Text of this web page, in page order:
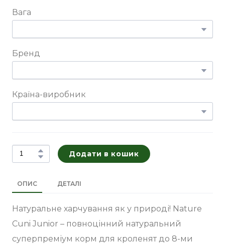
Вага
Бренд
Країна-виробник
Додати в кошик
ОПИС ДЕТАЛІ
Натуральне харчування як у природі! Nature
Cuni Junior – повноцінний натуральний
суперпреміум корм для кроленят до 8-ми